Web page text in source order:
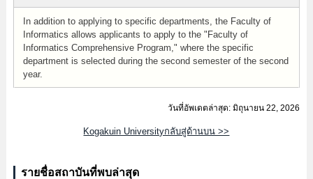
In addition to applying to specific departments, the Faculty of
Informatics allows applicants to apply to the "Faculty of
Informatics Comprehensive Program," where the specific
department is selected during the second semester of the second
year.
วันที่อัพเดตล่าสุด: มิถุนายน 22, 2026
Kogakuin Universityกลับสู่ด้านบน >>
รายชื่อสถาบันที่พบล่าสุด